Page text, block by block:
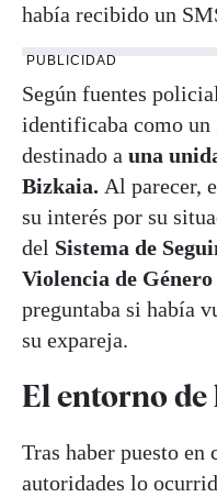
había recibido un
PUBLICIDAD
Según fuentes
identificaba como
destinado a una
Bizkaia. Al parecer,
su interés por su
del Sistema de
Violencia de
preguntaba si había
su expareja.
El entorno
Tras haber puesto en
autoridades lo